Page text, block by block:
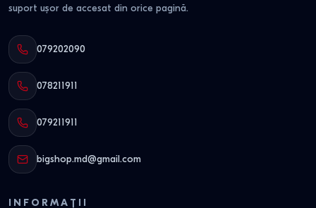
suport ușor de accesat din orice pagină.
079202090
078211911
079211911
bigshop.md@gmail.com
INFORMAȚII